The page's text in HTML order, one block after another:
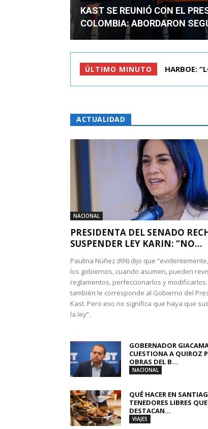
KAST SE REUNIÓ CON EL
COLOMBIA: ABORDARON
ÚLTIMO MINUTO
ACTUALIDAD
NACIONAL
PRESIDENTA DEL SENADO
SUSPENDER LEY KARIN: “NO...
Paulina Núñez (RN) dijo que
los gobiernos, cuando asumen, pueden
reglamentos, perfeccionarlos y modificarlos.
también le corresponde al Gobierno del
Kast. Pero eso no significa que haya que
la ley”.
GOBERNADOR
CUESTIONA A QUIROZ
OBRAS DEL B...
NACIONAL
QUÉ HACER EN
TENEDORES LIBRES QUE
DESTACAN...
VIAJES